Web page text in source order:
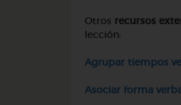
Otros recursos
lección:
Agrupar tiempos
Asociar forma